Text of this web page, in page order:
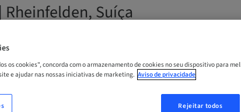
Rheinfelden, Suíça
os cookies", concorda com o armazenamento de cookies no seu dispositivo para
e ajudar nas nossas iniciativas de marketing. Aviso de privacidade
Rejeitar todos